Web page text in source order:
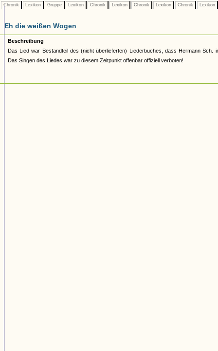
Chronik Lexikon Gruppe Lexikon Chronik Lexikon Chronik Lexikon Chronik Lexikon
Eh die weißen Wogen
Beschreibung
Das Lied war Bestandteil des (nicht überlieferten) Liederbuches, dass Hermann Sch.
Das Singen des Liedes war zu diesem Zeitpunkt offenbar offiziell verboten!